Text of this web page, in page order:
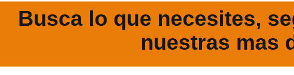
Busca lo que necesites,
nuestras mas